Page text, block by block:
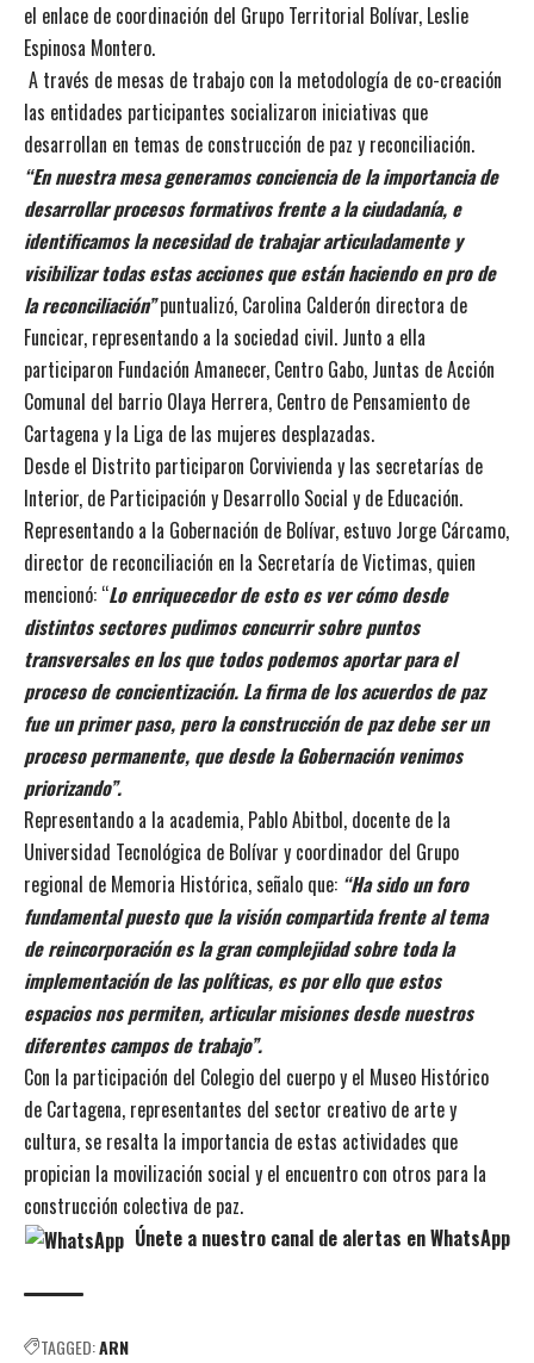
el enlace de coordinación del Grupo Territorial Bolívar, Leslie
Espinosa Montero.
A través de mesas de trabajo con la metodología de co-creación
las entidades participantes socializaron iniciativas que
desarrollan en temas de construcción de paz y reconciliación.
“En nuestra mesa generamos conciencia de la importancia de
desarrollar procesos formativos frente a la ciudadanía, e
identificamos la necesidad de trabajar articuladamente y
visibilizar todas estas acciones que están haciendo en pro de
la reconciliación”puntualizó, Carolina Calderón directora de
Funcicar, representando a la sociedad civil. Junto a ella
participaron Fundación Amanecer, Centro Gabo, Juntas de Acción
Comunal del barrio Olaya Herrera, Centro de Pensamiento de
Cartagena y la Liga de las mujeres desplazadas.
Desde el Distrito participaron Corvivienda y las secretarías de
Interior, de Participación y Desarrollo Social y de Educación.
Representando a la Gobernación de Bolívar, estuvo Jorge Cárcamo,
director de reconciliación en la Secretaría de Victimas, quien
mencionó: “Lo enriquecedor de esto es ver cómo desde
distintos sectores pudimos concurrir sobre puntos
transversales en los que todos podemos aportar para el
proceso de concientización. La firma de los acuerdos de paz
fue un primer paso, pero la construcción de paz debe ser un
proceso permanente, que desde la Gobernación venimos
priorizando”.
Representando a la academia, Pablo Abitbol, docente de la
Universidad Tecnológica de Bolívar y coordinador del Grupo
regional de Memoria Histórica, señalo que: “Ha sido un foro
fundamental puesto que la visión compartida frente al tema
de reincorporación es la gran complejidad sobre toda la
implementación de las políticas, es por ello que estos
espacios nos permiten, articular misiones desde nuestros
diferentes campos de trabajo”.
Con la participación del Colegio del cuerpo y el Museo Histórico
de Cartagena, representantes del sector creativo de arte y
cultura, se resalta la importancia de estas actividades que
propician la movilización social y el encuentro con otros para la
construcción colectiva de paz.
Únete a nuestro canal de alertas en WhatsApp
TAGGED:ARN